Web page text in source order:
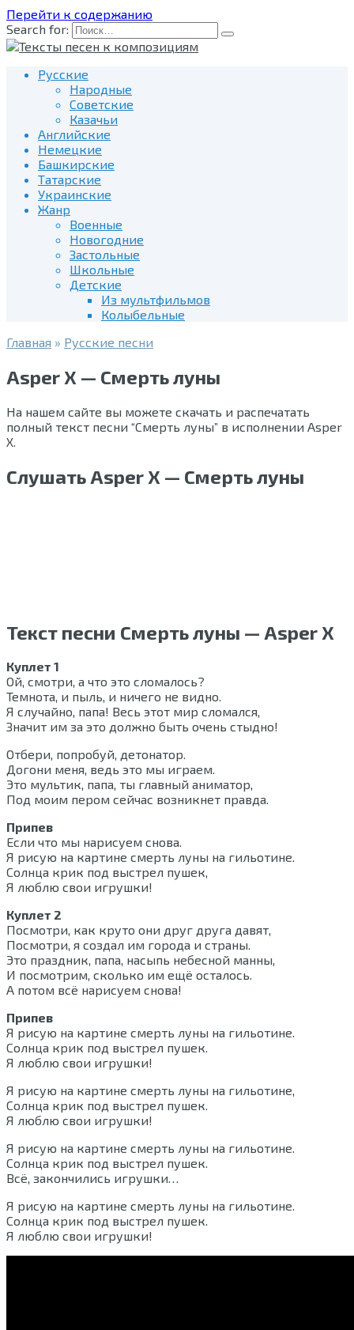
Перейти к содержанию
Search for:
Русские
Народные
Советские
Казачьи
Английские
Немецкие
Башкирские
Татарские
Украинские
Жанр
Военные
Новогодние
Застольные
Школьные
Детские
Из мультфильмов
Колыбельные
Главная » Русские песни
Asper X — Смерть луны
На нашем сайте вы можете скачать и распечатать
полный текст песни “Смерть луны” в исполнении Asper
X.
Слушать Asper X — Смерть луны
Текст песни Смерть луны — Asper X
Куплет 1
Ой, смотри, а что это сломалось?
Темнота, и пыль, и ничего не видно.
Я случайно, папа! Весь этот мир сломался,
Значит им за это должно быть очень стыдно!
Отбери, попробуй, детонатор.
Догони меня, ведь это мы играем.
Это мультик, папа, ты главный аниматор,
Под моим пером сейчас возникнет правда.
Припев
Если что мы нарисуем снова.
Я рисую на картине смерть луны на гильотине.
Солнца крик под выстрел пушек,
Я люблю свои игрушки!
Куплет 2
Посмотри, как круто они друг друга давят,
Посмотри, я создал им города и страны.
Это праздник, папа, насыпь небесной манны,
И посмотрим, сколько им ещё осталось.
А потом всё нарисуем снова!
Припев
Я рисую на картине смерть луны на гильотине.
Солнца крик под выстрел пушек.
Я люблю свои игрушки!
Я рисую на картине смерть луны на гильотине,
Солнца крик под выстрел пушек.
Я люблю свои игрушки!
Я рисую на картине смерть луны на гильотине.
Солнца крик под выстрел пушек.
Всё, закончились игрушки…
Я рисую на картине смерть луны на гильотине.
Солнца крик под выстрел пушек.
Я люблю свои игрушки!